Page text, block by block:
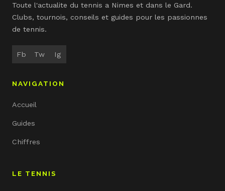
Toute l'actualite du tennis a Nimes et dans le Gard.
Clubs, tournois, conseils et guides pour les passionnes
de tennis.
Fb Tw Ig
NAVIGATION
Accueil
Guides
Chiffres
LE TENNIS